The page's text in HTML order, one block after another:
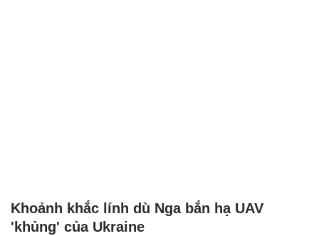
Khoảnh khắc lính dù Nga bắn hạ UAV
'khủng' của Ukraine